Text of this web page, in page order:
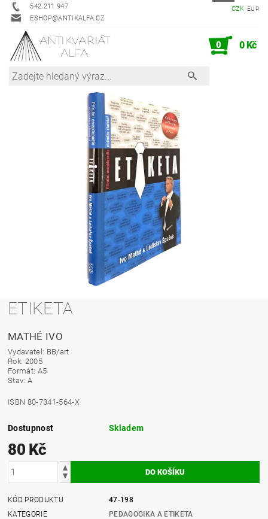
542 211 947
ESHOP@ANTIKALFA.CZ
CZK EUR
0 0 Kč
ETIKETA
MATHÉ IVO
Vydavatel: BB/art
Rok: 2005
Formát: A5
Stav: A
ISBN 80-7341-564-X
Dostupnost Skladem
80 Kč
KÓD PRODUKTU
47-198
KATEGORIE
PEDAGOGIKA A ETIKETA